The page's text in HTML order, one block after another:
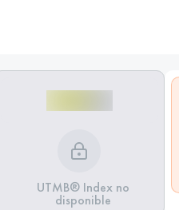
UTMB® Index no
disponible